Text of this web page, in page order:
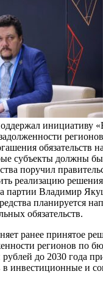
инициативу
обязательств
субъекты должны
поручил
реализацию
партии Владимир
планируется
обязательств.
ранее принятое
регионов по
до 2030 года
в инвестиционные и